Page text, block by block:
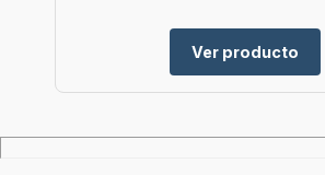
Ver producto